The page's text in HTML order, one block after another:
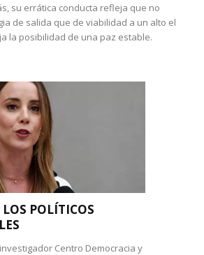
su errática conducta refleja que no
de salida que de viabilidad a un alto el
la posibilidad de una paz estable.
POLÍTICOS
Centro Democracia y